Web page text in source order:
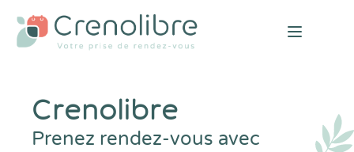
Open
Crenolibre
Prenez rendez-vous avec